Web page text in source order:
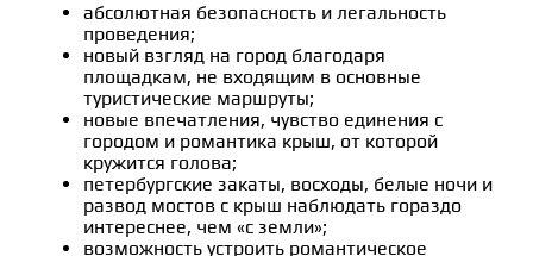
абсолютная безопасность и легальность
проведения;
новый взгляд на город благодаря
площадкам, не входящим в основные
туристические маршруты;
новые впечатления, чувство единения с
городом и романтика крыш, от которой
кружится голова;
петербургские закаты, восходы, белые ночи и
развод мостов с крыш наблюдать гораздо
интереснее, чем «с земли»;
возможность устроить романтическое